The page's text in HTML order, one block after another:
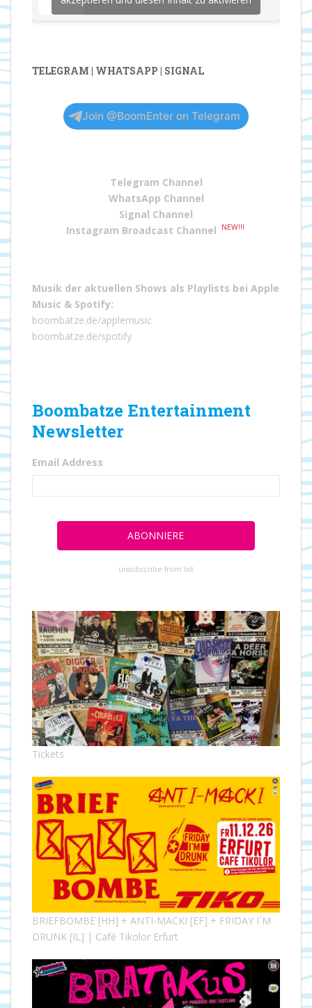
TELEGRAM | WHATSAPP | SIGNAL
Join @BoomEnter on Telegram
Telegram Channel
WhatsApp Channel
Signal Channel
Instagram Broadcast Channel
NEW!!!
Musik der aktuellen Shows als Playlists bei Apple
Music & Spotify:
boombatze.de/applemusic
boombatze.de/spotify
Boombatze Entertainment
Newsletter
Email Address
unsubscribe from list
Tickets
BRIEFBOMBE [HH] + ANTI-MACKI [EF] + FRIDAY I´M
DRUNK [IL] | Café Tikolor Erfurt